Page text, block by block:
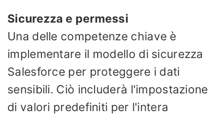
Sicurezza e permessi
Una delle competenze chiave è
implementare il modello di sicurezza
Salesforce per proteggere i dati
sensibili. Ciò includerà l'impostazione
di valori predefiniti per l'intera